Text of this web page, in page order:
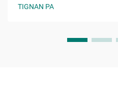
TIGNAN PA